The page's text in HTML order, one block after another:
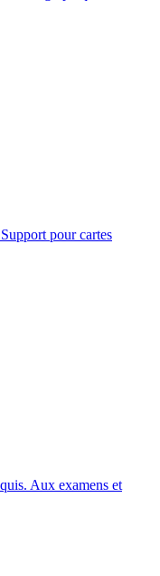
pour cartes
Aux examens et